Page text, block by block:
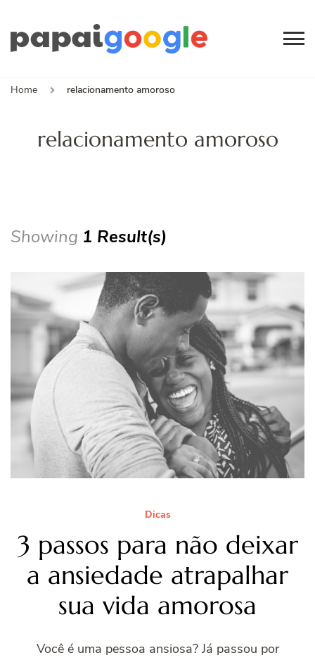
Home
relacionamento amoroso
relacionamento amoroso
Showing 1 Result(s)
Dicas
3 passos para não deixar
a ansiedade atrapalhar
sua vida amorosa
Você é uma pessoa ansiosa? Já passou por